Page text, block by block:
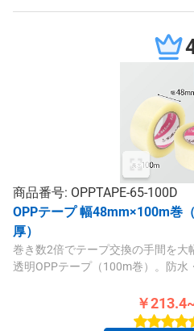
商品番号: OPPTAPE-65-100D
OPPテープ 幅48mm×100m巻
厚）
巻き数2倍でテープ交換の手間を
透明OPPテープ（100m巻）。防水
に最適です。宅配80～100サイズな
￥